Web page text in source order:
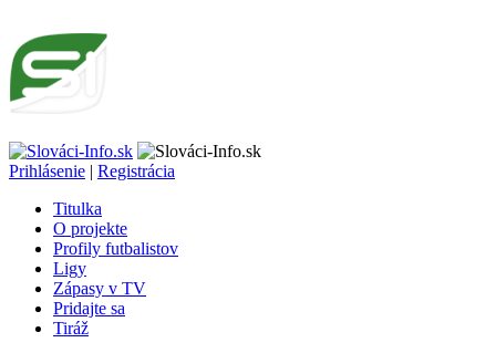
Prihlásenie | Registrácia
Titulka
O projekte
Profily futbalistov
Ligy
Zápasy v TV
Pridajte sa
Tiráž